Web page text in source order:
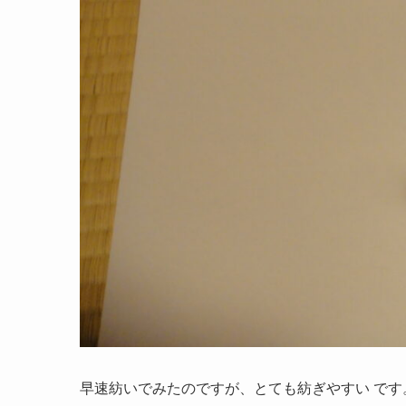
早速紡いでみたのですが、とても紡ぎやすい です